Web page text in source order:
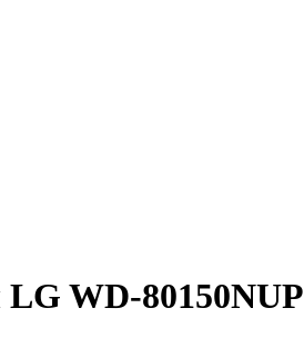
WD-80150NUP